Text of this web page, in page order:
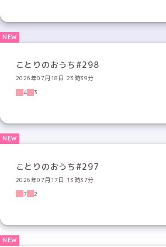
ことりのおうち#298
2026年07月18日 23時39分
4
3
ことりのおうち#297
2026年07月17日 13時37分
7
2